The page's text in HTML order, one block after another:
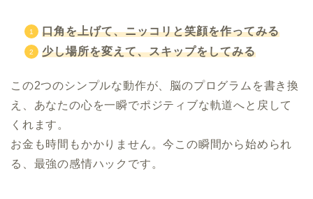
口角を上げて、ニッコリと笑顔を作ってみる
少し場所を変えて、スキップをしてみる
この2つのシンプルな動作が、脳のプログラムを書き換
え、あなたの心を一瞬でポジティブな軌道へと戻して
くれます。
お金も時間もかかりません。今この瞬間から始められ
る、最強の感情ハックです。